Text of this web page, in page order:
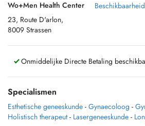
Wo+Men Health Center
23, Route D'arlon,
8009 Strassen
Onmiddelijke Directe Betaling
Specialismen
Esthetische geneeskunde - Gynaecoloog -
Holistisch therapeut - Lasergeneeskunde -